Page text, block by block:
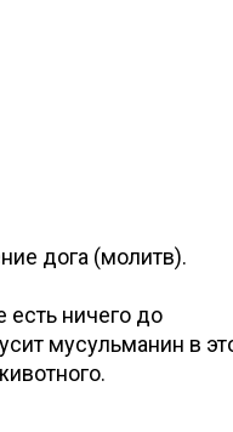
дога (молитв).
ничего до
мусульманин в